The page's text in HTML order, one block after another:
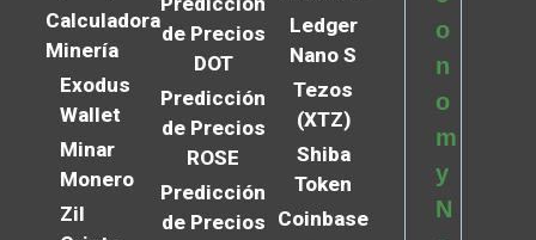
Calculadora
Minería
Exodus
Wallet
Minar
Monero
Zil
de Precios
DOT
Predicción
de Precios
ROSE
Predicción
de Precios
Ledger
Nano S
Tezos
(XTZ)
Shiba
Token
Coinbase
o
n
o
m
y
N